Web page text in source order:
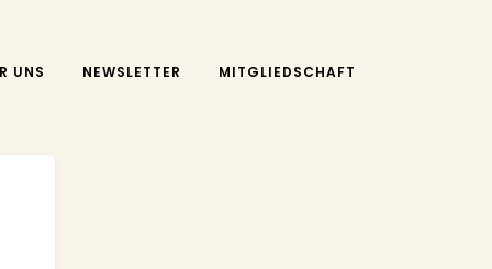
UNS NEWSLETTER MITGLIEDSCHAFT